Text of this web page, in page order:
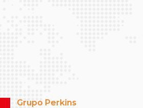
Grupo Perkins